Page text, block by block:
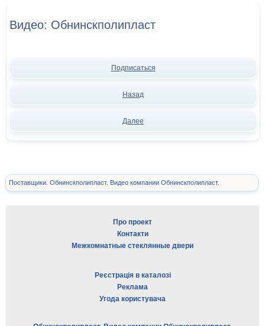
Видео: Обнинскполипласт
Подписаться
Назад
Далее
Поставщики. Обнинскполипласт. Видео компании Обнинскполипласт.
Про проект
Контакти
Межкомнатные стеклянные двери
Реєстрація в каталозі
Реклама
Угода користувача